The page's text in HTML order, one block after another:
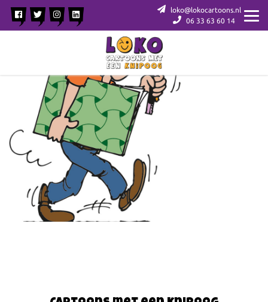
loko@lokocartoons.nl
06 33 63 60 14